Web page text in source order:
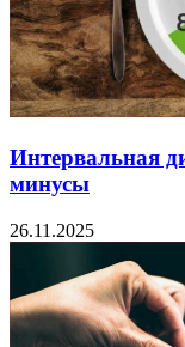
Интервальная
минусы
26.11.2025